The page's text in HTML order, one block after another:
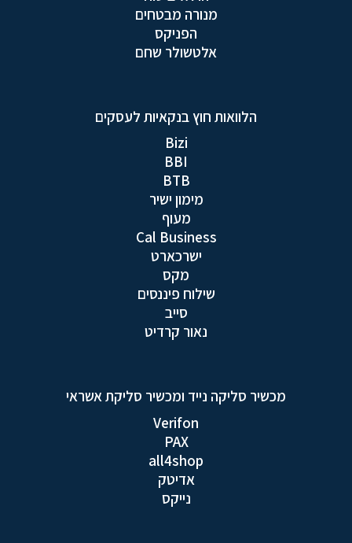
מנורה מבטחים
הפניקס
אלטשולר שחם
הלוואות חוץ בנקאיות לעסקים
Bizi
BBI
BTB
מימון ישיר
מעוף
Cal Business
ישרכארט
מקס
שילוח פיננסים
סייב
נאור קרדיט
מכשיר סליקה נייד ומכשיר סליקת אשראי
Verifon
PAX
all4shop
אדיטק
נייקס